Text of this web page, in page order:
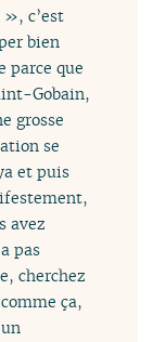
», c’est
bien
parce que
Gobain,
grosse
se
et puis
avez
pas
cherchez
ça,